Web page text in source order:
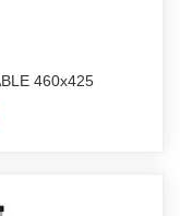
460x425